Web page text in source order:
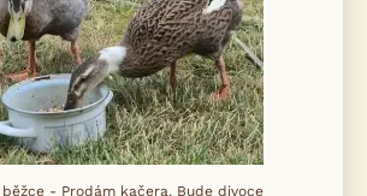
- Prodám kačera. Bude divoce